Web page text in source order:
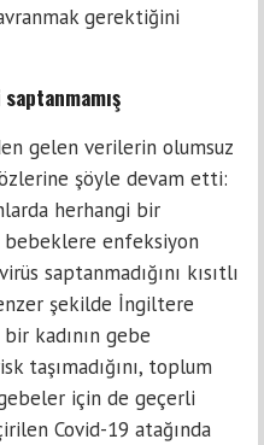
gerektiğini
gelen verilerin olumsuz
şöyle devam etti:
herhangi bir
enfeksiyon
saptanmadığını kısıtlı
şekilde İngiltere
kadının gebe
taşımadığını, toplum
için de geçerli
Covid-19 atağında